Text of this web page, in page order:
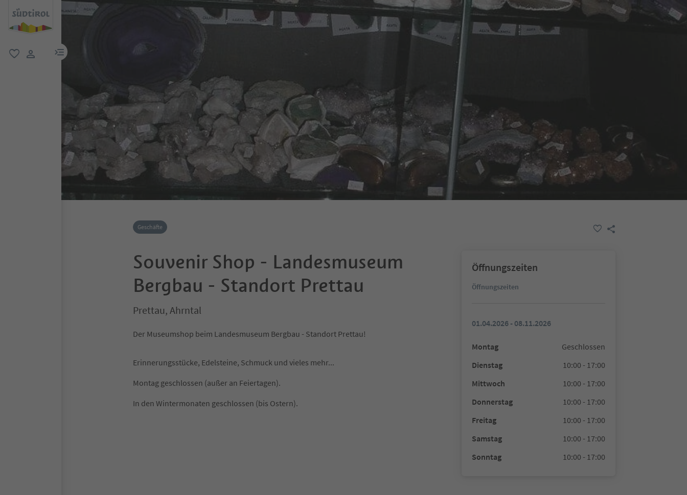
menu link
Geschäfte
Souvenir Shop - Landesmuseum
Bergbau - Standort Prettau
Prettau, Ahrntal
Der Museumshop beim Landesmuseum Bergbau - Standort Prettau!
Erinnerungsstücke, Edelsteine, Schmuck und vieles mehr...
Montag geschlossen (außer an Feiertagen).
In den Wintermonaten geschlossen (bis Ostern).
Öffnungszeiten
Öffnungszeiten
01.04.2026 - 08.11.2026
Montag
Geschlossen
Dienstag
10:00 - 17:00
Mittwoch
10:00 - 17:00
Donnerstag
10:00 - 17:00
Freitag
10:00 - 17:00
Samstag
10:00 - 17:00
Sonntag
10:00 - 17:00